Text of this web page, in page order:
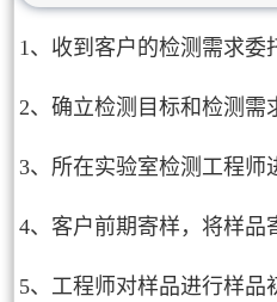
1、收到客户的检测需求委
2、确立检测目标和检测需
3、所在实验室检测工程师
4、客户前期寄样，将样品
5、工程师对样品进行样品